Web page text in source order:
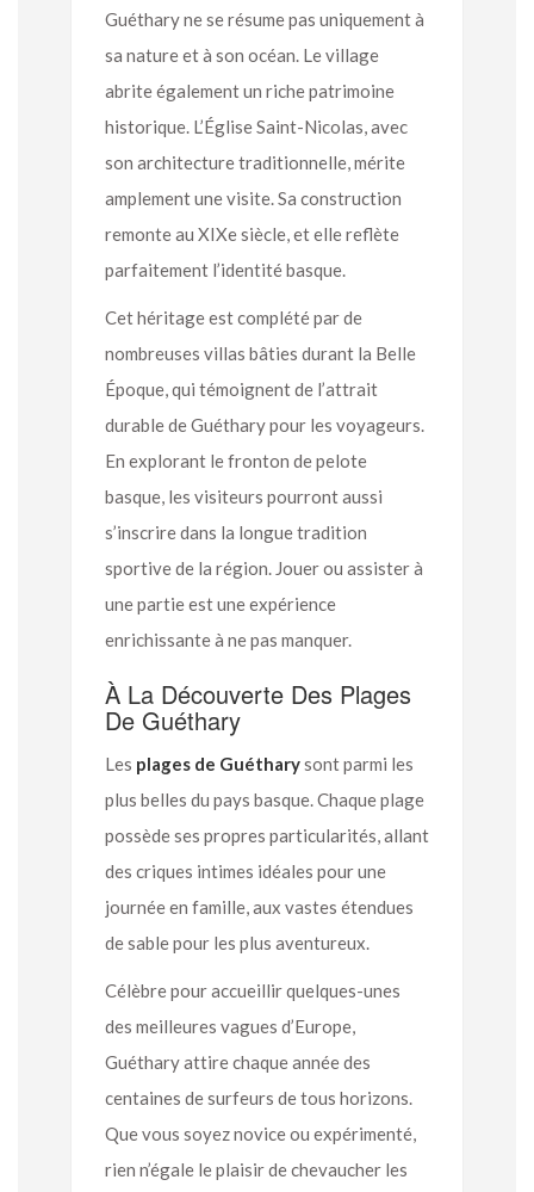
Guéthary ne se résume pas uniquement à
sa nature et à son océan. Le village
abrite également un riche patrimoine
historique. L’Église Saint-Nicolas, avec
son architecture traditionnelle, mérite
amplement une visite. Sa construction
remonte au XIXe siècle, et elle reflète
parfaitement l’identité basque.
Cet héritage est complété par de
nombreuses villas bâties durant la Belle
Époque, qui témoignent de l’attrait
durable de Guéthary pour les voyageurs.
En explorant le fronton de pelote
basque, les visiteurs pourront aussi
s’inscrire dans la longue tradition
sportive de la région. Jouer ou assister à
une partie est une expérience
enrichissante à ne pas manquer.
À La Découverte Des Plages
De Guéthary
Les plages de Guétharysont parmi les
plus belles du pays basque. Chaque plage
possède ses propres particularités, allant
des criques intimes idéales pour une
journée en famille, aux vastes étendues
de sable pour les plus aventureux.
Célèbre pour accueillir quelques-unes
des meilleures vagues d’Europe,
Guéthary attire chaque année des
centaines de surfeurs de tous horizons.
Que vous soyez novice ou expérimenté,
rien n’égale le plaisir de chevaucher les